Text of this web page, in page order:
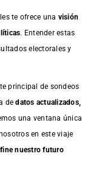
te ofrece una visión
. Entender estas
electorales y
principal de sondeos
dedatos actualizados,
una ventana única
en este viaje
nuestro futuro